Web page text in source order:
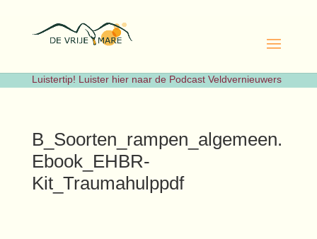
Luistertip! Luister hier naar de Podcast Veldvernieuwers
B_Soorten_rampen_algemeen.
Ebook_EHBR-
Kit_Traumahulppdf